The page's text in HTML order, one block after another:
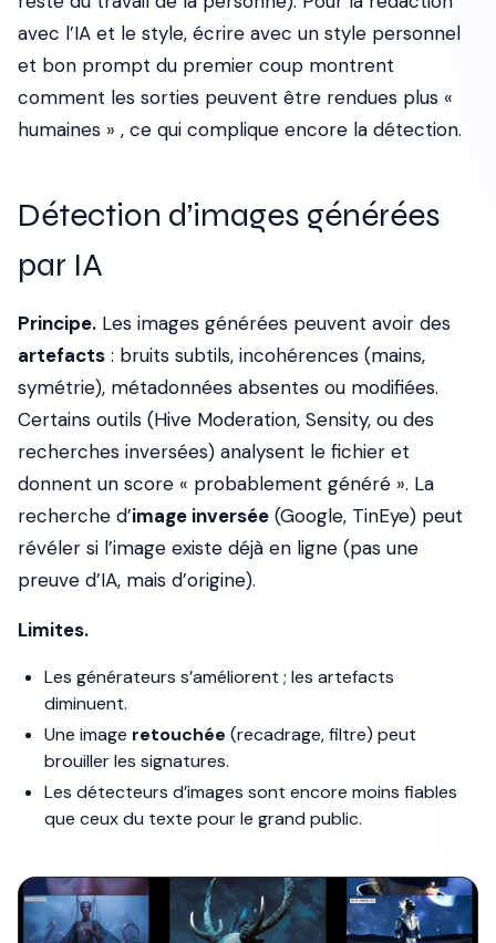
avec l’IA et le style, écrire avec un style personnel
et bon prompt du premier coup montrent
comment les sorties peuvent être rendues plus «
humaines » , ce qui complique encore la détection.
Détection d’images générées
par IA
Principe. Les images générées peuvent avoir des
artefacts : bruits subtils, incohérences (mains,
symétrie), métadonnées absentes ou modifiées.
Certains outils (Hive Moderation, Sensity, ou des
recherches inversées) analysent le fichier et
donnent un score « probablement généré ». La
recherche d’image inversée (Google, TinEye) peut
révéler si l’image existe déjà en ligne (pas une
preuve d’IA, mais d’origine).
Limites.
Les générateurs s’améliorent ; les artefacts
diminuent.
Une image retouchée (recadrage, filtre) peut
brouiller les signatures.
Les détecteurs d’images sont encore moins fiables
que ceux du texte pour le grand public.